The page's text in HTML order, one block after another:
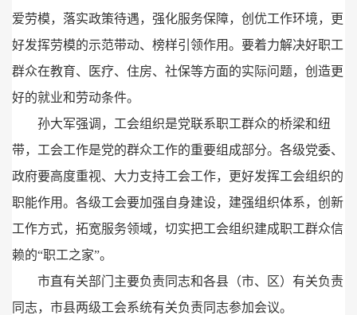
爱劳模， 落实政策待遇， 强化服务保障， 创优工作环境，
更
好发挥劳模的示范带动、 榜样引领作用。 要着力解决好职工
群众在教育、
医疗、 住房、 社保等方面的实际问题， 创造更
好的就业和劳动条件。
孙大军强调， 工会组织是党联系职工群众的桥梁和纽
带， 工会工作是党的群众工作的重要组成部分。 各级党委、
政府要高度重视、 大力支持工会工作，
更好发挥工会组织的
职能作用。 各级工会要加强自身建设， 建强组织体系， 创新
工作方式， 拓宽服务领域， 切实把工会组织建成职工群众信
赖的“职工之家”。
市直有关部门主要负责同志和各县（市、
区）有关负责
同志， 市县两级工会系统有关负责同志参加会议。